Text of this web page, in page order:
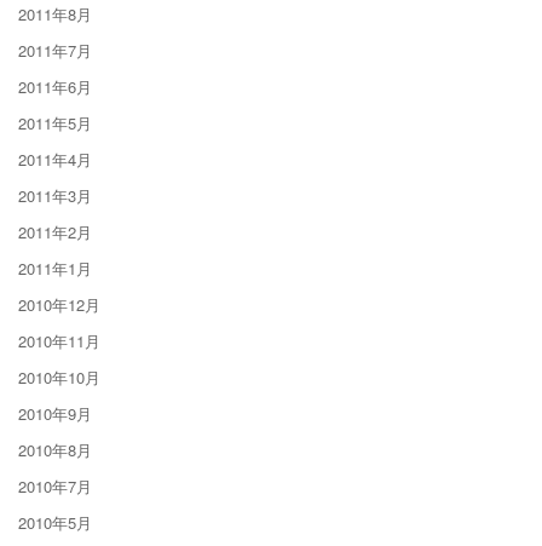
2011年8月
2011年7月
2011年6月
2011年5月
2011年4月
2011年3月
2011年2月
2011年1月
2010年12月
2010年11月
2010年10月
2010年9月
2010年8月
2010年7月
2010年5月